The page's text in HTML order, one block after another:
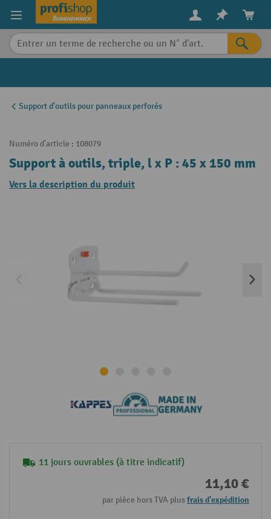
content
Support d'outils pour panneaux perforés
Numéro d'article : 108079
Support à outils, triple, l x P : 45 x 150 mm
Vers la description du produit
11 jours ouvrables (à titre indicatif)
11,10 €
par pièce hors TVA plusfrais d'expédition